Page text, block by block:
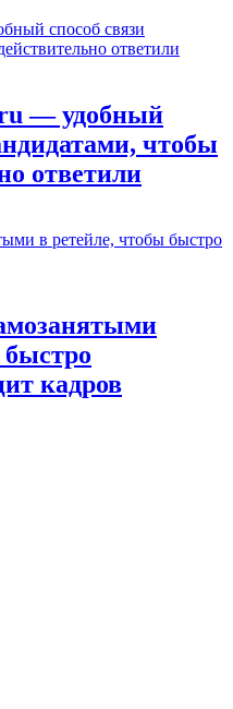
— удобный
чтобы
ответили
быстро
кадров